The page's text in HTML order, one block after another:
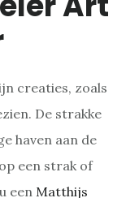
creaties, zoals
De strakke
haven aan de
een strak of
een Matthijs